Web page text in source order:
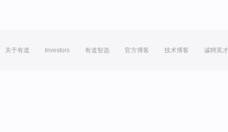
关于有道 Investors 有道智选 官方博客 技术博客 诚聘英才